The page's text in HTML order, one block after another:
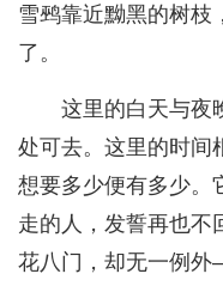
雪鹀靠近黝黑的树枝
了。
这里的白天与夜
处可去。这里的时间
想要多少便有多少。
走的人，发誓再也不
花八门，却无一例